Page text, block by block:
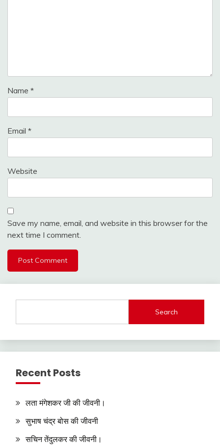
Name *
Email *
Website
Save my name, email, and website in this browser for the
next time I comment.
Search
Recent Posts
लता मंगेशकर जी की जीवनी।
सुभाष चंद्र बोस की जीवनी
सचिन तेंदुलकर की जीवनी।